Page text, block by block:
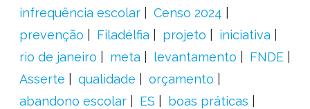
infrequência escolar
Censo 2024
prevenção
Filadélfia projeto
iniciativa
rio de janeiro
meta levantamento
FNDE
Asserte
qualidade
orçamento
abandono escolar
ES
boas práticas